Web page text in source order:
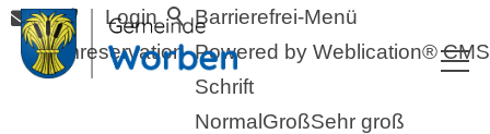
Barrierefrei-Menü
Powered by Weblication® CMS
Schrift
Normal GroßSehr groß
Login
Raumreservation